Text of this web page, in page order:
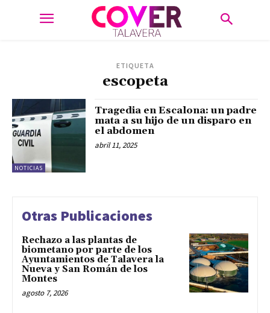
ETIQUETA
escopeta
NOTICIAS
Tragedia en Escalona: un padre
mata a su hijo de un disparo en
el abdomen
abril 11, 2025
Otras Publicaciones
Rechazo a las plantas de
biometano por parte de los
Ayuntamientos de Talavera la
Nueva y San Román de los
Montes
agosto 7, 2026